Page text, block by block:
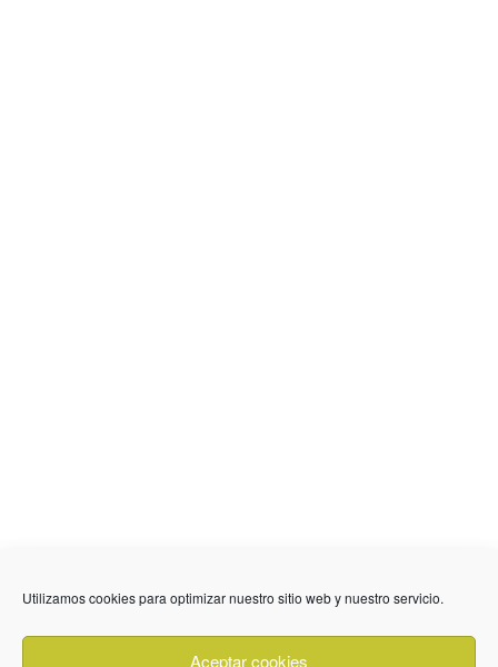
Utilizamos cookies para optimizar nuestro sitio web y nuestro servicio.
Aceptar cookies
636 01 61 85
Fuente Palmera
info @ fuentepalmerainformacion.es